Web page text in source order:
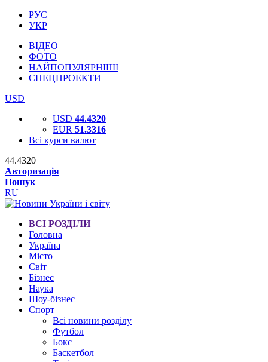
РУС
УКР
ВІДЕО
ФОТО
НАЙПОПУЛЯРНІШІ
СПЕЦПРОЕКТИ
USD
USD 44.4320
EUR 51.3316
Всі курси валют
44.4320
Авторизація
Пошук
RU
ВСІ РОЗДІЛИ
Головна
Україна
Місто
Світ
Бізнес
Наука
Шоу-бізнес
Спорт
Всі новини розділу
Футбол
Бокс
Баскетбол